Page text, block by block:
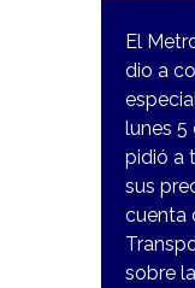
El
dio a
lunes 5
pidió a
sus
cuenta
sobre